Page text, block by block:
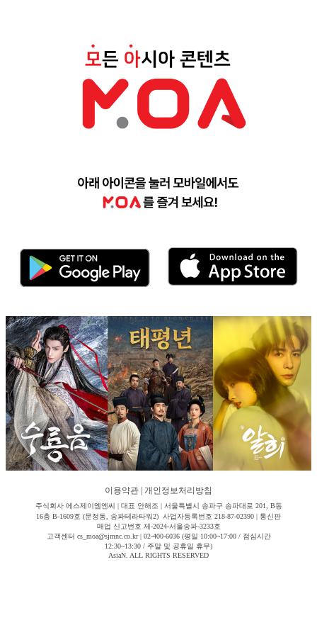
이용약관 개인정보처리방침
주식회사 에스제이엠엔씨 | 대표 안해조 | 서울특별시 송파구 송파대로 201, B동
16층 B-1609호 (문정동, 송파테라타워2) 사업자등록번호 218-87-02390 | 통신판
매업 신고번호 제-2024-서울송파-3233호
고객센터 cs_moa@sjmnc.co.kr | 02-400-6036 (평일 10:00~17:00 / 점심시간
12:30~13:30 / 주말 및 공휴일 휴무)
AsiaN. ALL RIGHTS RESERVED